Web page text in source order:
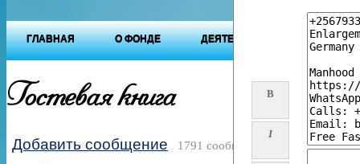
ГЛАВНАЯ О ФОНДЕ ДЕЯТЕЛЬНОСТЬ ФОНДА
Гостевая книга B
I
Добавить сообщение 1791 сообщений